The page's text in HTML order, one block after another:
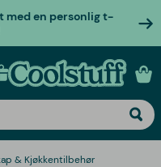
med en personlig t-
Personlige gaver
& Kjøkkentilbehør